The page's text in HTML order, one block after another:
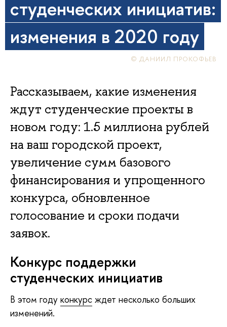
студенческих инициатив:
изменения в 2020 году
© ДАНИИЛ ПРОКОФЬЕВ
Рассказываем, какие изменения
ждут студенческие проекты в
новом году: 1.5 миллиона рублей
на ваш городской проект,
увеличение сумм базового
финансирования и упрощенного
конкурса, обновленное
голосование и сроки подачи
заявок.
Конкурс поддержки
студенческих инициатив
В этом году конкурс ждет несколько больших
изменений.